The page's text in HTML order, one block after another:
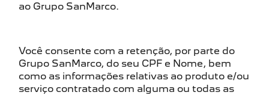
ao Grupo SanMarco.
Você consente com a retenção, por parte do
Grupo SanMarco, do seu CPF e Nome, bem
como as informações relativas ao produto e/ou
serviço contratado com alguma ou todas as